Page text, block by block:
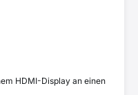
HDMI-Display an einen